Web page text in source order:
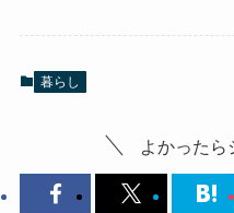
暮らし
よかったら